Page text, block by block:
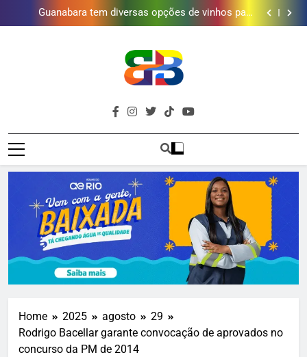
de água por ano na Baixada Fluminense
Guanabara tem diversas opções de vinhos para
presentear o seu pai. Descubra como escolher o que
Gastro Samba reúne Nosso Sentimento e Gustavo
vinho em campanha de Dia dos Pais
Obra garante a preservação de 190 milhões de litros
de água por ano na Baixada Fluminense
Guanabara tem diversas opções de vinhos para
presentear o seu pai. Descubra como escolher o que
mais combina com ele
Gastro Samba reúne Nosso Sentimento e Gustavo
Lins em Nova Iguaçu neste fim de semana
Shopping Grande Rio sorteia MacBook e oferece
de água por ano na Baixada Fluminense
Brava
Baixada
Baixada Fluminense Em Destaque!
Home 2025 agosto
29
Rodrigo Bacellar garante convocação de aprovados no
concurso da PM de 2014